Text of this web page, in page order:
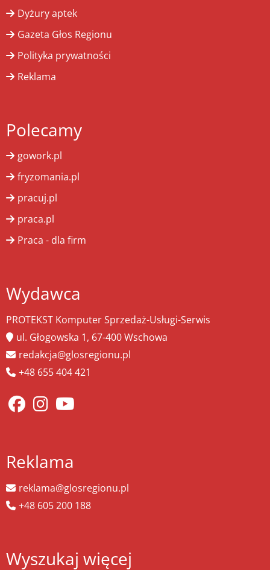
Dyżury aptek
Gazeta Głos Regionu
Polityka prywatności
Reklama
Polecamy
gowork.pl
fryzomania.pl
pracuj.pl
praca.pl
Praca - dla firm
Wydawca
PROTEKST Komputer Sprzedaż-Usługi-Serwis
ul. Głogowska 1, 67-400 Wschowa
redakcja@glosregionu.pl
+48 655 404 421
Reklama
reklama@glosregionu.pl
+48 605 200 188
Wyszukaj więcej